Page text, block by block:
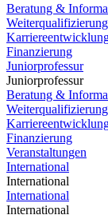
Beratung &
Weiterqualifizierung
Finanzierung
Juniorprofessur
Juniorprofessur
Beratung &
Weiterqualifizierung
Finanzierung
Veranstaltungen
International
International
International
International